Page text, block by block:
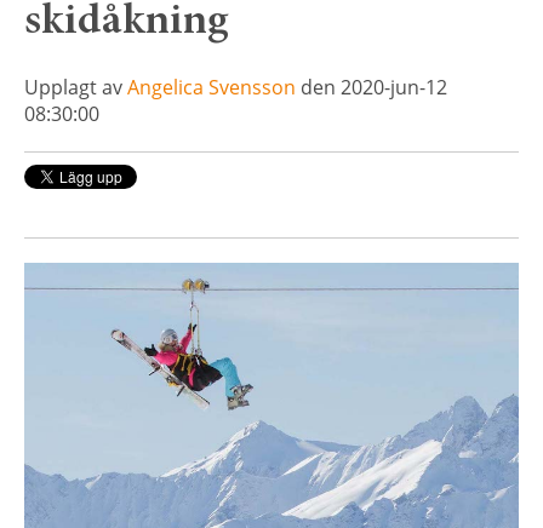
skidåkning
Upplagt avAngelica Svensson den 2020-jun-12
08:30:00